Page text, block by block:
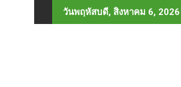
to
วันพฤหัสบดี, สิงหาคม 6, 2026